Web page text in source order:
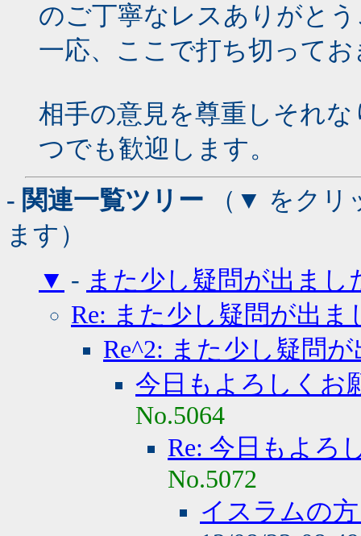
のご丁寧なレスありがと
一応、ここで打ち切って
相手の意見を尊重しそれ
つでも歓迎します。
- 関連一覧ツリー （▼ をクリ
ます）
▼ - また少し疑問が出まし
Re: また少し疑問が出ま
Re^2: また少し疑問
今日もよろしくお
No.5064
Re: 今日もよろ
No.5072
イスラムの